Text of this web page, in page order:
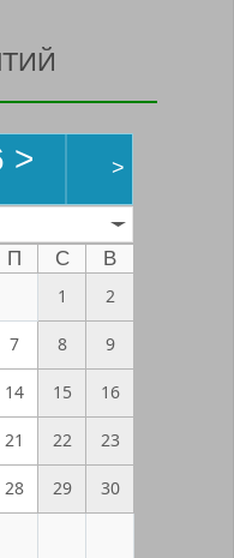
> >
П С
В
1
2
7 8 9
14 15 16
21 22 23
28 29 30